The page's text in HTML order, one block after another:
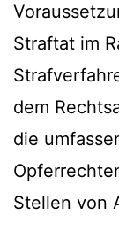
Straftat im
dem
die
Stellen von